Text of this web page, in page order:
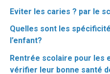
Eviter les caries ? par le
Quelles sont les
l’enfant?
Rentrée scolaire pour les
vérifier leur bonne santé